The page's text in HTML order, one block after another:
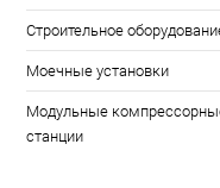
Строительное
Моечные установки
Модульные
станции